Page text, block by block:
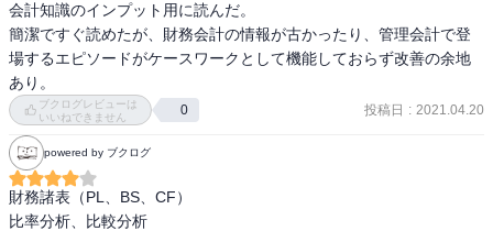
会計知識のインプット用に読んだ。
簡潔ですぐ読めたが、財務会計の情報が古かったり、管理会計で登
場するエピソードがケースワークとして機能しておらず改善の余地
あり。
ブクログレビューは
いいねできません
0 投稿日 : 2021.04.20
powered by ブクログ
財務諸表（PL、BS、CF）
比率分析、比較分析